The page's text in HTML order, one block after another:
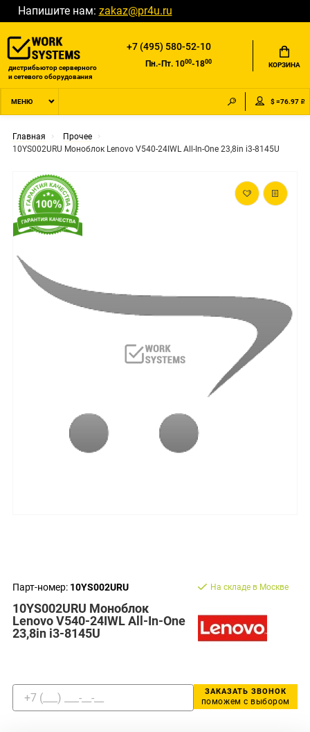
Напишите нам: zakaz@pr4u.ru
дистрибьютор серверного
и сетевого оборудования
+7 (495) 580-52-10
Пн.-Пт. 1000-1800 КОРЗИНА
МЕНЮ $ =76.97 ₽
Главная
Прочее
10YS002URU Моноблок Lenovo V540-24IWL All-In-One 23,8in i3-8145U
Парт-номер: 10YS002URU
10YS002URU Моноблок
Lenovo V540-24IWL All-In-One
23,8in i3-8145U
На складе в Москве
ЗАКАЗАТЬ ЗВОНОК
поможем с выбором